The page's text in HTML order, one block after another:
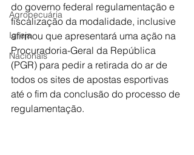
Agropecuária
Igreja
Nacionais
do governo federal regulamentação e
fiscalização da modalidade, inclusive
afirmou que apresentará uma ação na
Procuradoria-Geral da República
(PGR) para pedir a retirada do ar de
todos os sites de apostas esportivas
até o fim da conclusão do processo de
regulamentação.